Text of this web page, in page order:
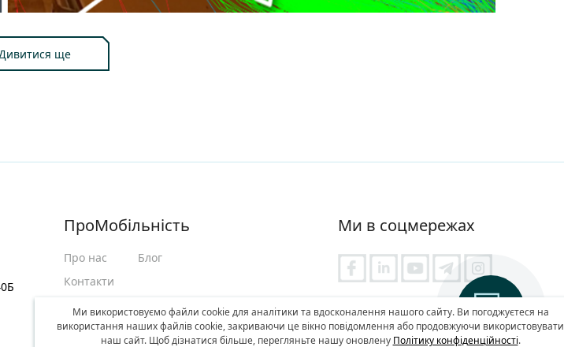
Дивитися ще
ПроМобільність
Про нас
Блог
Контакти
Беспалов ЛАБ: транспортне моделювання
Ми в соцмережах
Політика конфіденційності
Ми використовуємо файли cookie для аналітики та вдосконалення нашого сайту. Ви погоджуєтеся на
використання наших файлів cookie, закриваючи це вікно повідомлення або продовжуючи використовувати
наш сайт. Щоб дізнатися більше, перегляньте нашу оновлену Політику конфіденційності.